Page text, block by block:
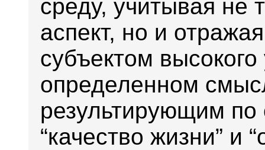
среду, учитывая не
аспект, но и
субъектом
определенном
результирующим
“качество жизни” и